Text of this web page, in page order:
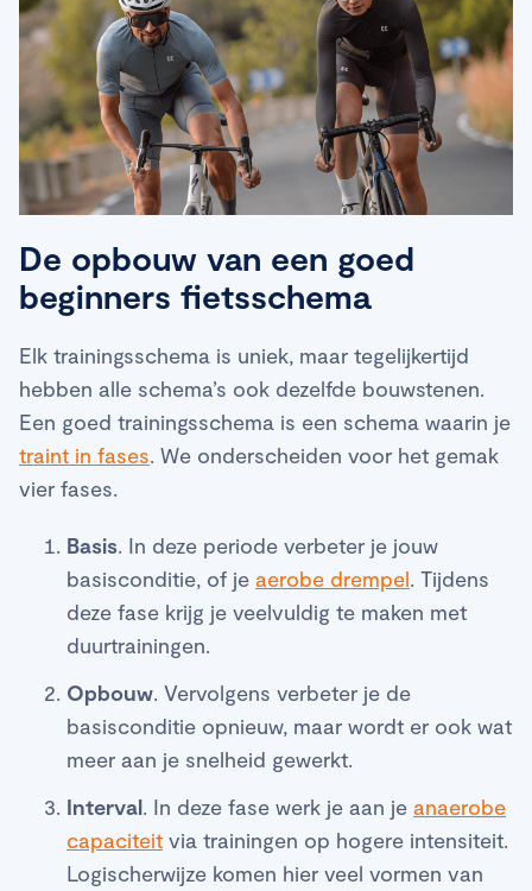
De opbouw van een goed
beginners fietsschema
Elk trainingsschema is uniek, maar tegelijkertijd
hebben alle schema’s ook dezelfde bouwstenen.
Een goed trainingsschema is een schema waarin je
traint in fases. We onderscheiden voor het gemak
vier fases.
Basis. In deze periode verbeter je jouw
basisconditie, of je aerobe drempel. Tijdens
deze fase krijg je veelvuldig te maken met
duurtrainingen.
Opbouw. Vervolgens verbeter je de
basisconditie opnieuw, maar wordt er ook wat
meer aan je snelheid gewerkt.
Interval. In deze fase werk je aan je anaerobe
capaciteit via trainingen op hogere intensiteit.
Logischerwijze komen hier veel vormen van